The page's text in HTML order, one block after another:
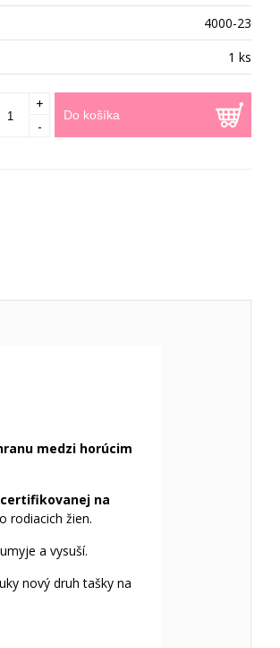
4000-23
1 ks
Do košíka
+
-
medzi horúcim
na
rodiacich žien.
a vysuší.
nový druh tašky na